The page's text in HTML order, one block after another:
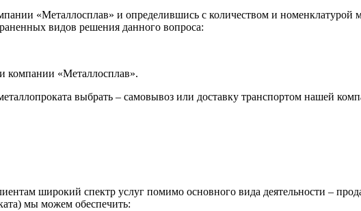
«Металлосплав» и определившись с количеством и номенклатурой
видов решения данного вопроса:
компании «Металлосплав».
выбрать – самовывоз или доставку транспортом нашей
широкий спектр услуг помимо основного вида деятельности –
мы можем обеспечить: